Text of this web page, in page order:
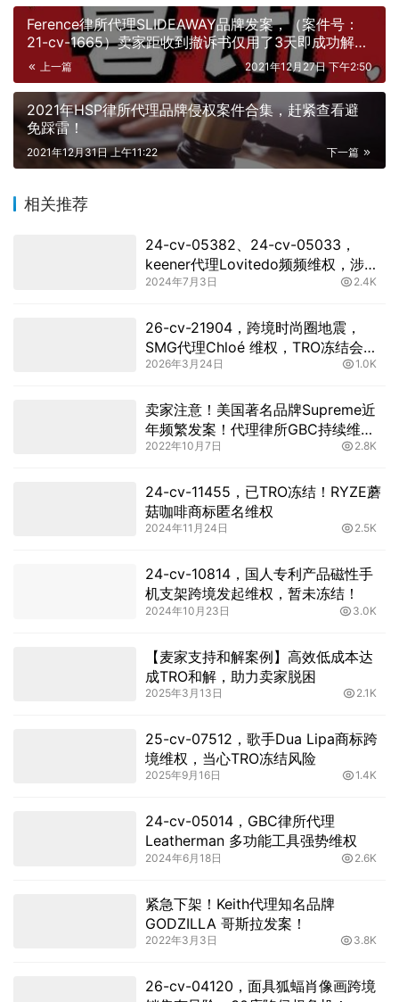
Ference律所代理SLIDEAWAY品牌发案，（案件号：
21-cv-1665）卖家距收到撤诉书仅用了3天即成功解
冻！上下同欲者胜，同舟共济者赢！
上一篇 2021年12月27日 下午2:50
2021年HSP律所代理品牌侵权案件合集，赶紧查看避
免踩雷！
下一篇
2021年12月31日 上午11:22
相关推荐
24-cv-05382、24-cv-05033，
keener代理Lovitedo频频维权，涉及
多个版权，速查
2024年7月3日 2.4K
26-cv-21904，跨境时尚圈地震，
SMG代理Chloé 维权，TRO冻结会砸
向谁？
2026年3月24日 1.0K
卖家注意！美国著名品牌Supreme近
年频繁发案！代理律所GBC持续维
权，原告已申请延长TRO禁令！
2022年10月7日 2.8K
24-cv-11455，已TRO冻结！RYZE蘑
菇咖啡商标匿名维权
2024年11月24日 2.5K
24-cv-10814，国人专利产品磁性手
机支架跨境发起维权，暂未冻结！
2024年10月23日 3.0K
【麦家支持和解案例】高效低成本达
成TRO和解，助力卖家脱困
2025年3月13日 2.1K
25-cv-07512，歌手Dua Lipa商标跨
境维权，当心TRO冻结风险
2025年9月16日 1.4K
24-cv-05014，GBC律所代理
Leatherman 多功能工具强势维权
2024年6月18日 2.6K
紧急下架！Keith代理知名品牌
GODZILLA 哥斯拉发案！
2022年3月3日 3.8K
26-cv-04120，面具狐蝠肖像画跨境